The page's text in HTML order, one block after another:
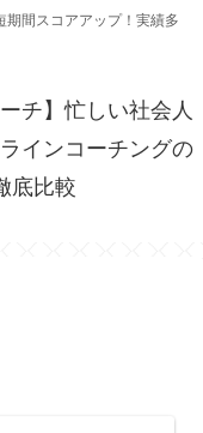
期間スコアアップ！実績多
チ】忙しい社会人
インコーチングの
底比較